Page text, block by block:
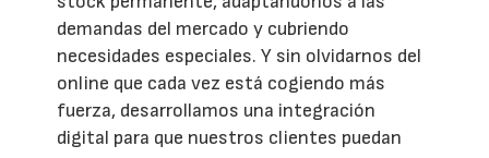
demandas del mercado y cubriendo
necesidades especiales. Y sin olvidarnos del
online que cada vez está cogiendo más
fuerza, desarrollamos una integración
digital para que nuestros clientes puedan